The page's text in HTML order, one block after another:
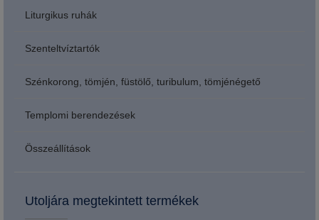
Liturgikus ruhák
Szenteltvíztartók
Szénkorong, tömjén, füstölő, turibulum, tömjénégető
Templomi berendezések
Összeállítások
Utoljára megtekintett termékek